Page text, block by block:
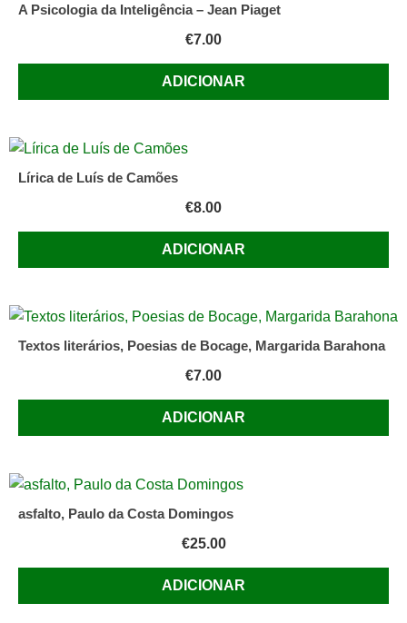
A Psicologia da Inteligência – Jean Piaget
€7.00
ADICIONAR
Lírica de Luís de Camões
€8.00
ADICIONAR
Textos literários, Poesias de Bocage, Margarida Barahona
€7.00
ADICIONAR
asfalto, Paulo da Costa Domingos
€25.00
ADICIONAR